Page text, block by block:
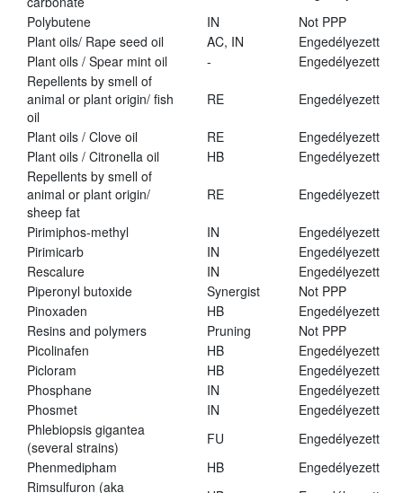
Polybutene
IN
Not PPP
Plant oils/ Rape seed oil
AC, IN
Engedélyezett
Plant oils / Spear mint oil
-
Engedélyezett
Repellents by smell of
animal or plant origin/ fish
oil
RE Engedélyezett
Plant oils / Clove oil RE
Engedélyezett
Plant oils / Citronella oil
HB
Engedélyezett
Repellents by smell of
animal or plant origin/
sheep fat
RE Engedélyezett
Pirimiphos-methyl IN
Engedélyezett
Pirimicarb
IN
Engedélyezett
Rescalure
IN
Engedélyezett
Piperonyl butoxide
Synergist
Not PPP
Pinoxaden
HB
Engedélyezett
Resins and polymers
Pruning
Not PPP
Picolinafen
HB
Engedélyezett
Picloram
HB
Engedélyezett
Phosphane
IN
Engedélyezett
Phosmet
IN
Engedélyezett
Phlebiopsis gigantea
(several strains)
FU
Engedélyezett
Phenmedipham
HB
Engedélyezett
Rimsulfuron (aka